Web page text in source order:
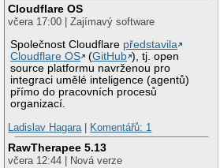
Cloudflare OS
včera 17:00 | Zajímavý software
Společnost Cloudflare představila
Cloudflare OS
(GitHub ), tj. open
source platformu navrženou pro
integraci umělé inteligence (agentů)
přímo do pracovních procesů
organizací.
Ladislav Hagara
Komentářů: 1
RawTherapee 5.13
včera 12:44 | Nová verze